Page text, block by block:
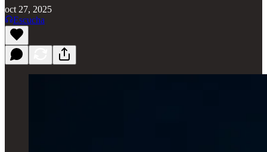
oct 27, 2025
Escucha